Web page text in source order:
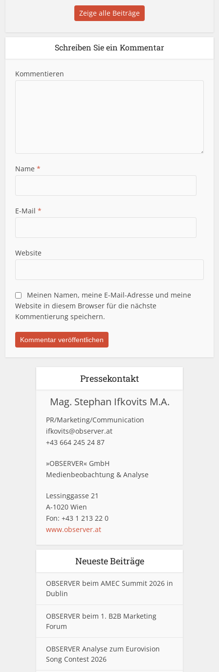
Zeige alle Beiträge
Schreiben Sie ein Kommentar
Kommentieren
Name*
E-Mail*
Website
Meinen Namen, meine E-Mail-Adresse und meine
Website in diesem Browser für die nächste
Kommentierung speichern.
Pressekontakt
Mag. Stephan Ifkovits M.A.
PR/Marketing/Communication
ifkovits@observer.at
+43 664 245 24 87
»OBSERVER« GmbH
Medienbeobachtung & Analyse
Lessinggasse 21
A-1020 Wien
Fon: +43 1 213 22 0
www.observer.at
Neueste Beiträge
OBSERVER beim AMEC Summit 2026 in
Dublin
OBSERVER beim 1. B2B Marketing
Forum
OBSERVER Analyse zum Eurovision
Song Contest 2026